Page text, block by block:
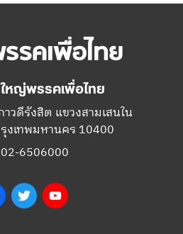
หญ่พรรคเพื่อไทย
วดีรังสิต แขวงสามเสนใน
งเทพมหานคร 10400
6506000
FacebookTwitter